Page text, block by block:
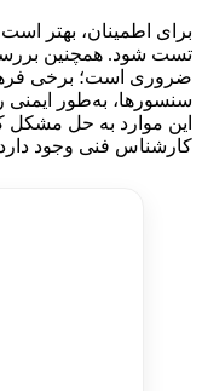
برای اطمینان، بهتر
تست شود. همچنین
ضروری است؛ برخی فرها
سنسورها، به‌طور ایمنی
این موارد به حل
کارشناس فنی وجود